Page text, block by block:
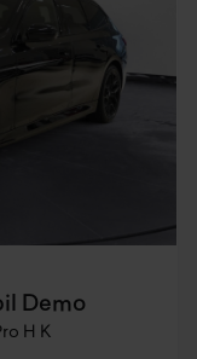
Demo
H K